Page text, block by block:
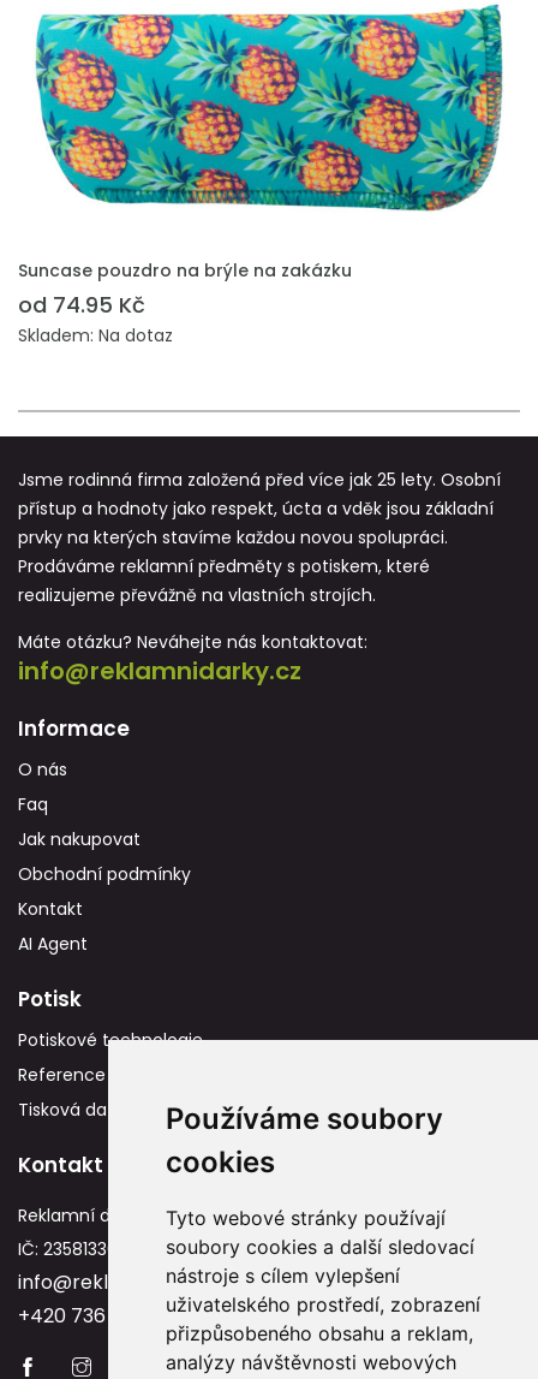
Používáme soubory
cookies
Tyto webové stránky používají
soubory cookies a další sledovací
nástroje s cílem vylepšení
uživatelského prostředí, zobrazení
přizpůsobeného obsahu a reklam,
analýzy návštěvnosti webových
PŘIDAT DO POPTÁVKY
Suncase pouzdro na brýle na zakázku
od 74.95 Kč
Skladem: Na dotaz
Jsme rodinná firma založená před více jak 25 lety. Osobní
přístup a hodnoty jako respekt, úcta a vděk jsou základní
prvky na kterých stavíme každou novou spolupráci.
Prodáváme reklamní předměty s potiskem, které
realizujeme převážně na vlastních strojích.
Máte otázku? Neváhejte nás kontaktovat:
info@reklamnidarky.cz
Informace
O nás
Faq
Jak nakupovat
Obchodní podmínky
Kontakt
AI Agent
Potisk
Potiskové technologie
Reference
Tisková data
Kontakt
Reklamní dárky
IČ: 23581336
info@reklamnidarky.cz
+420 736 787 715